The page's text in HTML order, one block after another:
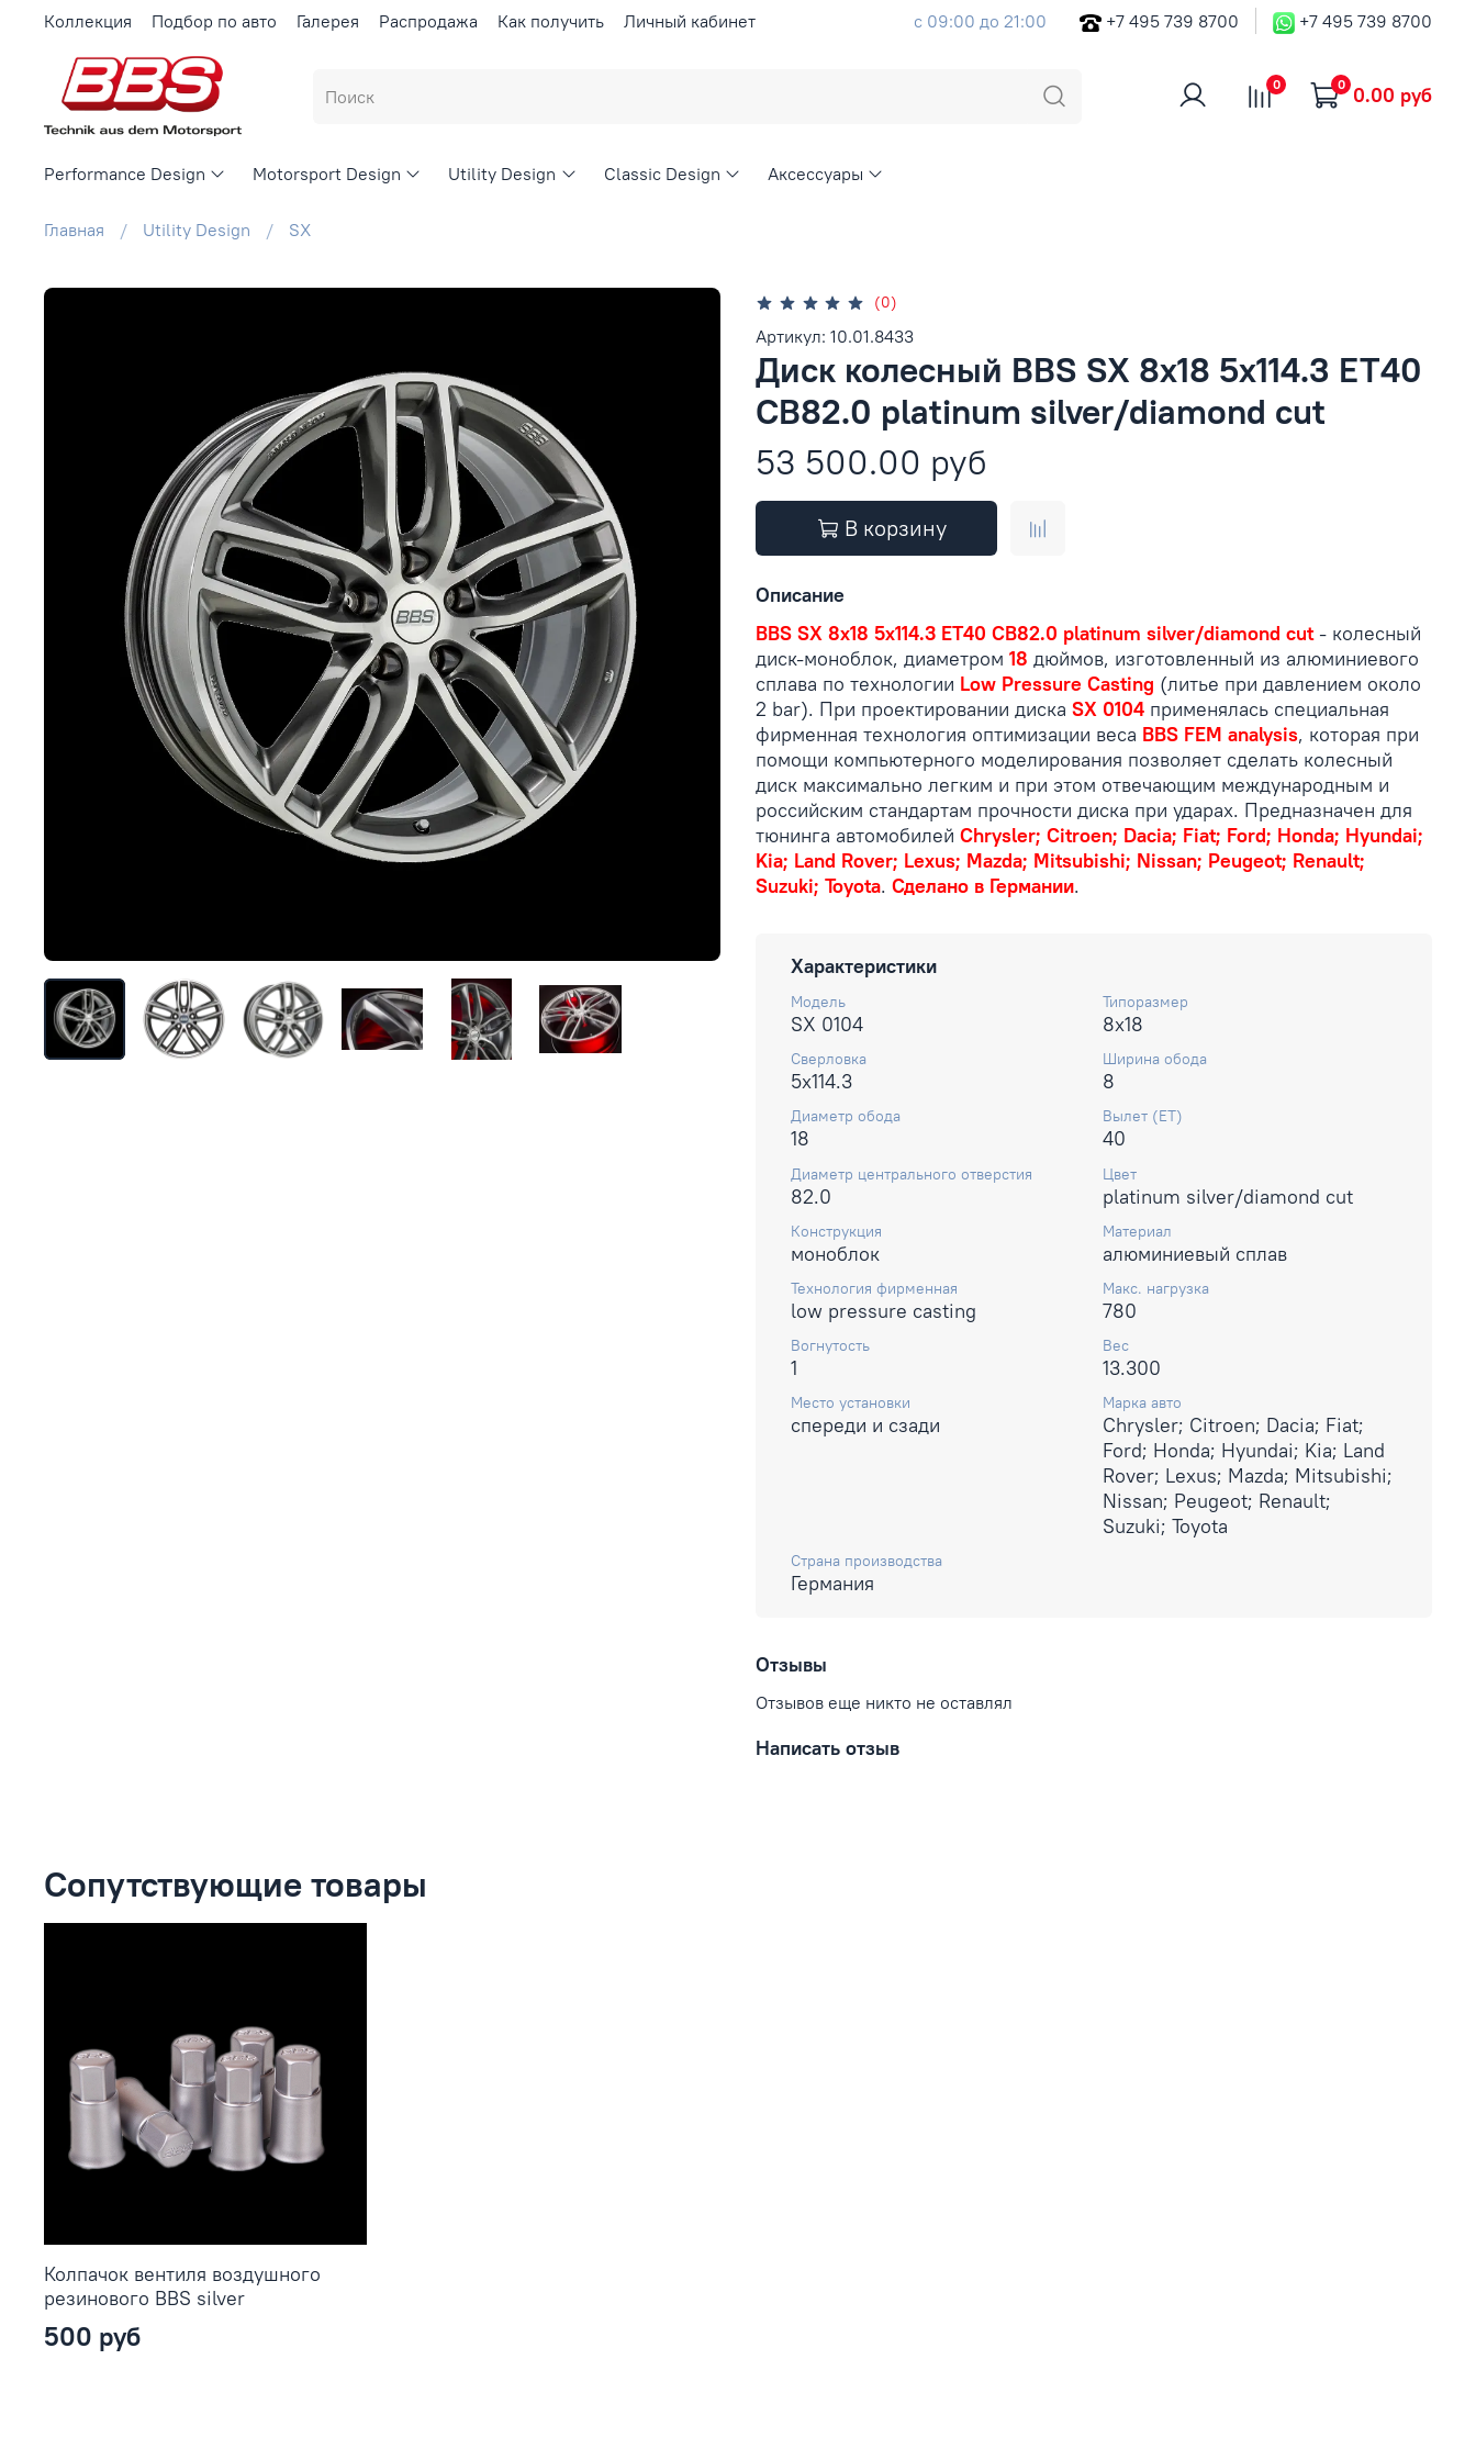
Коллекция Подбор по авто Галерея Распродажа Как получить Личный кабинет с 09:00 до 21:00 +7 495 739 8700 +7 495 739 8700
0 0 0.00 руб
Performance Design Motorsport Design Utility Design Classic Design Аксессуары
Главная Utility Design SX
(0)
Артикул: 10.01.8433
Диск колесный BBS SX 8x18 5x114.3 ET40
CB82.0 platinum silver/diamond cut
53 500.00 руб
В корзину
Описание
BBS SX 8x18 5x114.3 ET40 CB82.0 platinum silver/diamond cut- колесный
диск-моноблок, диаметром 18 дюймов, изготовленный из алюминиевого
сплава по технологии Low Pressure Casting (литье при давлением около
2 bar). При проектировании диска SX 0104 применялась специальная
фирменная технология оптимизации веса BBS FEM analysis, которая при
помощи компьютерного моделирования позволяет сделать колесный
диск максимально легким и при этом отвечающим международным и
российским стандартам прочности диска при ударах. Предназначен для
тюнинга автомобилей Chrysler; Citroen; Dacia; Fiat; Ford; Honda; Hyundai;
Kia; Land Rover; Lexus; Mazda; Mitsubishi; Nissan; Peugeot; Renault;
Suzuki; Toyota. Сделано в Германии.
Характеристики
Модель
SX 0104
Типоразмер
8x18
Сверловка
5x114.3
Ширина обода
8
Диаметр обода
18
Вылет (ET)
40
Диаметр центрального отверстия
82.0
Цвет
platinum silver/diamond cut
Конструкция
моноблок
Материал
алюминиевый сплав
Технология фирменная
low pressure casting
Макс. нагрузка
780
Вогнутость
1
Вес
13.300
Место установки
спереди и сзади
Марка авто
Chrysler; Citroen; Dacia; Fiat;
Ford; Honda; Hyundai; Kia; Land
Rover; Lexus; Mazda; Mitsubishi;
Nissan; Peugeot; Renault;
Suzuki; Toyota
Страна производства
Германия
Отзывы
Отзывов еще никто не оставлял
Написать отзыв
Сопутствующие товары
Колпачок вентиля воздушного
резинового BBS silver
500 руб